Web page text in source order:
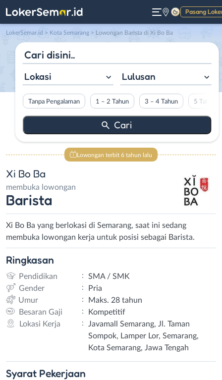
Pasang
Gelap
LokerSemar.id > Kota Semarang > Lowongan Barista di Xi Bo Ba
Lokasi Lulusan
Tanpa Pengalaman 1 – 2 Tahun 3 – 4 Tahun 5 Tahun
Lowongan terbit 6 tahun lalu
Xi Bo Ba
membuka lowongan
Barista
Xi Bo Ba yang berlokasi di Semarang, saat ini sedang
membuka lowongan kerja untuk posisi sebagai Barista.
Ringkasan
Pendidikan :
SMA / SMK
Gender
:
Pria
Umur
:
Maks. 28 tahun
Besaran Gaji
:
Kompetitif
Lokasi Kerja
:
Javamall Semarang, Jl. Taman
Sompok, Lamper Lor, Semarang,
Kota Semarang, Jawa Tengah
Syarat Pekerjaan